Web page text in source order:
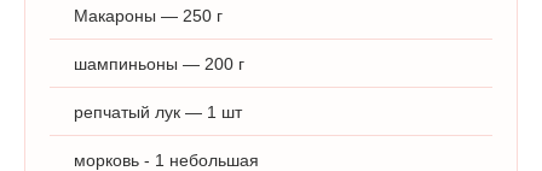
Макароны — 250 г
шампиньоны — 200 г
репчатый лук — 1 шт
морковь - 1 небольшая